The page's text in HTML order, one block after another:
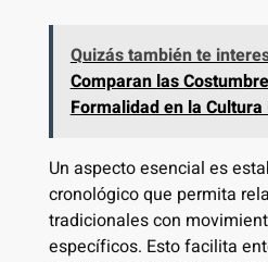
Quizás también te
Comparan las
Formalidad en la
Un aspecto esencial es
cronológico que permita
tradicionales con
específicos. Esto facilita